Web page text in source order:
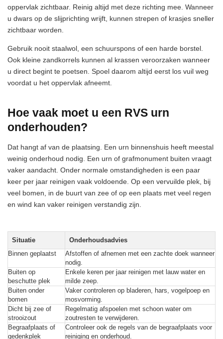
oppervlak zichtbaar. Reinig altijd met deze richting mee. Wanneer
u dwars op de slijprichting wrijft, kunnen strepen of krasjes sneller
zichtbaar worden.
Gebruik nooit staalwol, een schuurspons of een harde borstel.
Ook kleine zandkorrels kunnen al krassen veroorzaken wanneer
u direct begint te poetsen. Spoel daarom altijd eerst los vuil weg
voordat u het oppervlak afneemt.
Hoe vaak moet u een RVS urn
onderhouden?
Dat hangt af van de plaatsing. Een urn binnenshuis heeft meestal
weinig onderhoud nodig. Een urn of grafmonument buiten vraagt
vaker aandacht. Onder normale omstandigheden is een paar
keer per jaar reinigen vaak voldoende. Op een vervuilde plek, bij
veel bomen, in de buurt van zee of op een plaats met veel regen
en wind kan vaker reinigen verstandig zijn.
Situatie
Onderhoudsadvies
Binnen geplaatst
Afstoffen of afnemen met een zachte doek wanneer
nodig.
Buiten op
beschutte plek
Enkele keren per jaar reinigen met lauw water en
milde zeep.
Buiten onder
bomen
Vaker controleren op bladeren, hars, vogelpoep en
mosvorming.
Dicht bij zee of
strooizout
Regelmatig afspoelen met schoon water om
zoutresten te verwijderen.
Begraafplaats of
gedenkplek
Controleer ook de regels van de begraafplaats voor
reiniging en onderhoud.